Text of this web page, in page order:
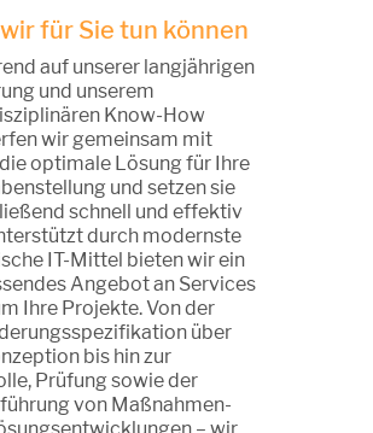
für Sie tun können
auf unserer langjährigen
und unserem
Know-How
wir gemeinsam mit
die optimale Lösung für Ihre
und setzen sie
schnell und effektiv
durch modernste
IT-Mittel bieten wir ein
Angebot an Services
Ihre Projekte. Von der
über
bis hin zur
Prüfung sowie der
von Maßnahmen-